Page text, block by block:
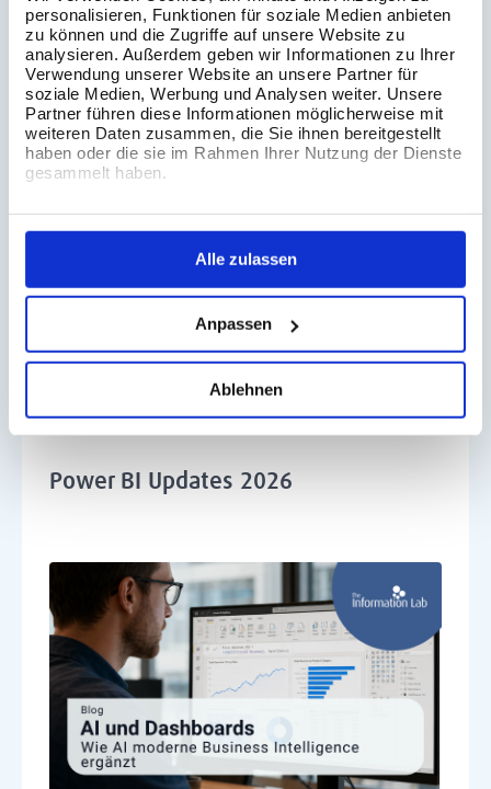
personalisieren, Funktionen für soziale Medien anbieten
zu können und die Zugriffe auf unsere Website zu
analysieren. Außerdem geben wir Informationen zu Ihrer
Verwendung unserer Website an unsere Partner für
soziale Medien, Werbung und Analysen weiter. Unsere
Partner führen diese Informationen möglicherweise mit
weiteren Daten zusammen, die Sie ihnen bereitgestellt
haben oder die sie im Rahmen Ihrer Nutzung der Dienste
gesammelt haben.
Alle zulassen
Anpassen
Ablehnen
03 Aug 2026
Composable Data Sources in Tableau
Power BI Updates 2026